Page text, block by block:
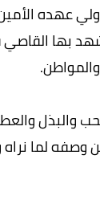
الأمين،
بها القاصي
لما نراه